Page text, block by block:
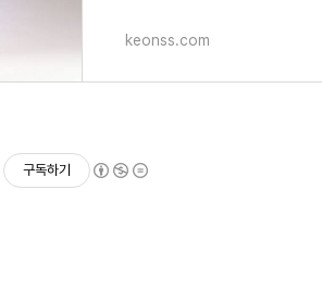
keonss.com
구독하기